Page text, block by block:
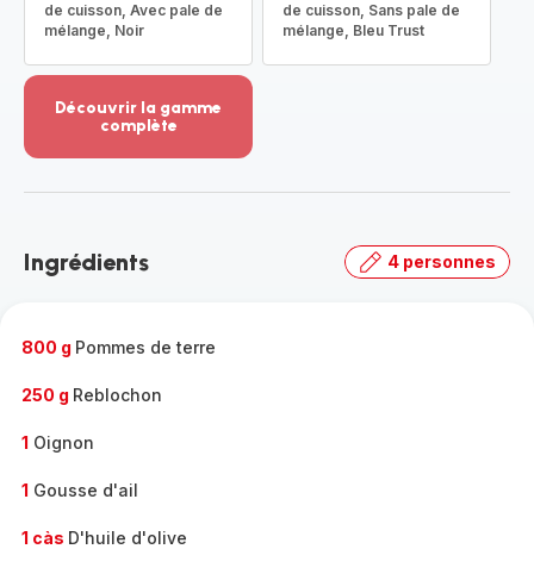
de cuisson, Avec pale de
mélange, Noir
de cuisson, Sans pale de
mélange, Bleu Trust
Découvrir la gamme
complète
-
gamme
Ingrédients 4 personnes
800 g Pommes de terre
250 g Reblochon
1 Oignon
1 Gousse d'ail
1 càs D'huile d'olive